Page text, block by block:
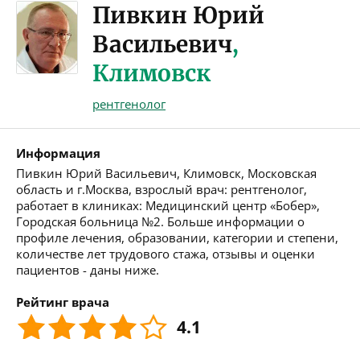
Пивкин Юрий
Васильевич,
Климовск
рентгенолог
Информация
Пивкин Юрий Васильевич, Климовск, Московская
область и г.Москва, взрослый врач: рентгенолог,
работает в клиниках: Медицинский центр «Бобер»,
Городская больница №2. Больше информации о
профиле лечения, образовании, категории и степени,
количестве лет трудового стажа, отзывы и оценки
пациентов - даны ниже.
Рейтинг врача
4.1